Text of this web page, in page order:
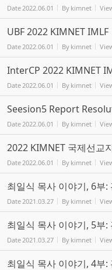
Date2022.06.01 By kimnet
UBF 2022 KIMNET IMLF
Date2022.06.01 By kimnet
InterCP 2022 KIMNET
Date2022.06.01 By kimnet
Seesion5 Report
Date2022.06.01 By kimnet
2022 KIMNET 국제선교
Date2022.06.01 By kimnet
최일식 목사 이야기, 6부:
Date2021.03.27 By kimnet
최일식 목사 이야기, 5부:
Date2021.03.27 By kimnet
최일식 목사 이야기, 4부: